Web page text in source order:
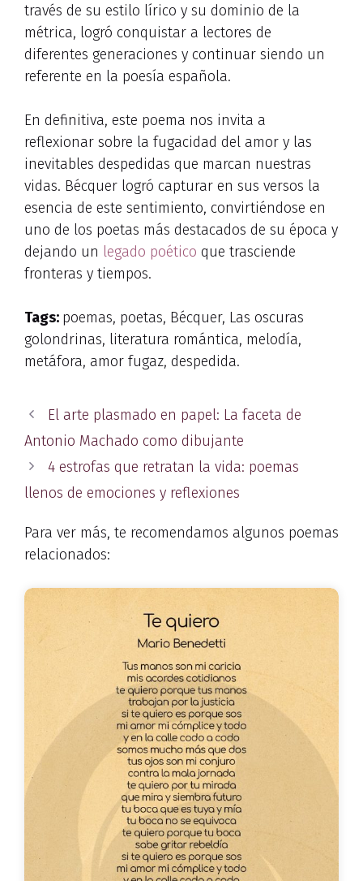
través de su estilo lírico y su dominio de la
métrica, logró conquistar a lectores de
diferentes generaciones y continuar siendo un
referente en la poesía española.
En definitiva, este poema nos invita a
reflexionar sobre la fugacidad del amor y las
inevitables despedidas que marcan nuestras
vidas. Bécquer logró capturar en sus versos la
esencia de este sentimiento, convirtiéndose en
uno de los poetas más destacados de su época y
dejando un legado poético que trasciende
fronteras y tiempos.
Tags: poemas, poetas, Bécquer, Las oscuras
golondrinas, literatura romántica, melodía,
metáfora, amor fugaz, despedida.
El arte plasmado en papel: La faceta de
Antonio Machado como dibujante
4 estrofas que retratan la vida: poemas
llenos de emociones y reflexiones
Para ver más, te recomendamos algunos poemas
relacionados: